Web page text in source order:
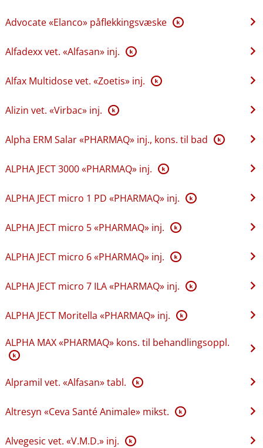
Advocate «Elanco» påflekkingsvæske K
Alfadexx vet. «Alfasan» inj. K
Alfax Multidose vet. «Zoetis» inj. K
Alizin vet. «Virbac» inj. K
Alpha ERM Salar «PHARMAQ» inj., kons. til bad K
ALPHA JECT 3000 «PHARMAQ» inj. K
ALPHA JECT micro 1 PD «PHARMAQ» inj. K
ALPHA JECT micro 5 «PHARMAQ» inj. K
ALPHA JECT micro 6 «PHARMAQ» inj. K
ALPHA JECT micro 7 ILA «PHARMAQ» inj. K
ALPHA JECT Moritella «PHARMAQ» inj. K
ALPHA MAX «PHARMAQ» kons. til behandlingsoppl.
K
Alpramil vet. «Alfasan» tabl. K
Altresyn «Ceva Santé Animale» mikst. K
Alvegesic vet. «V.M.D.» inj. K